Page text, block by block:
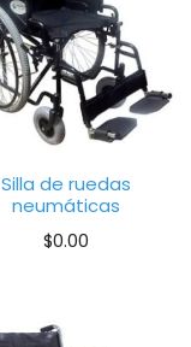
Silla de ruedas
neumáticas
$0.00